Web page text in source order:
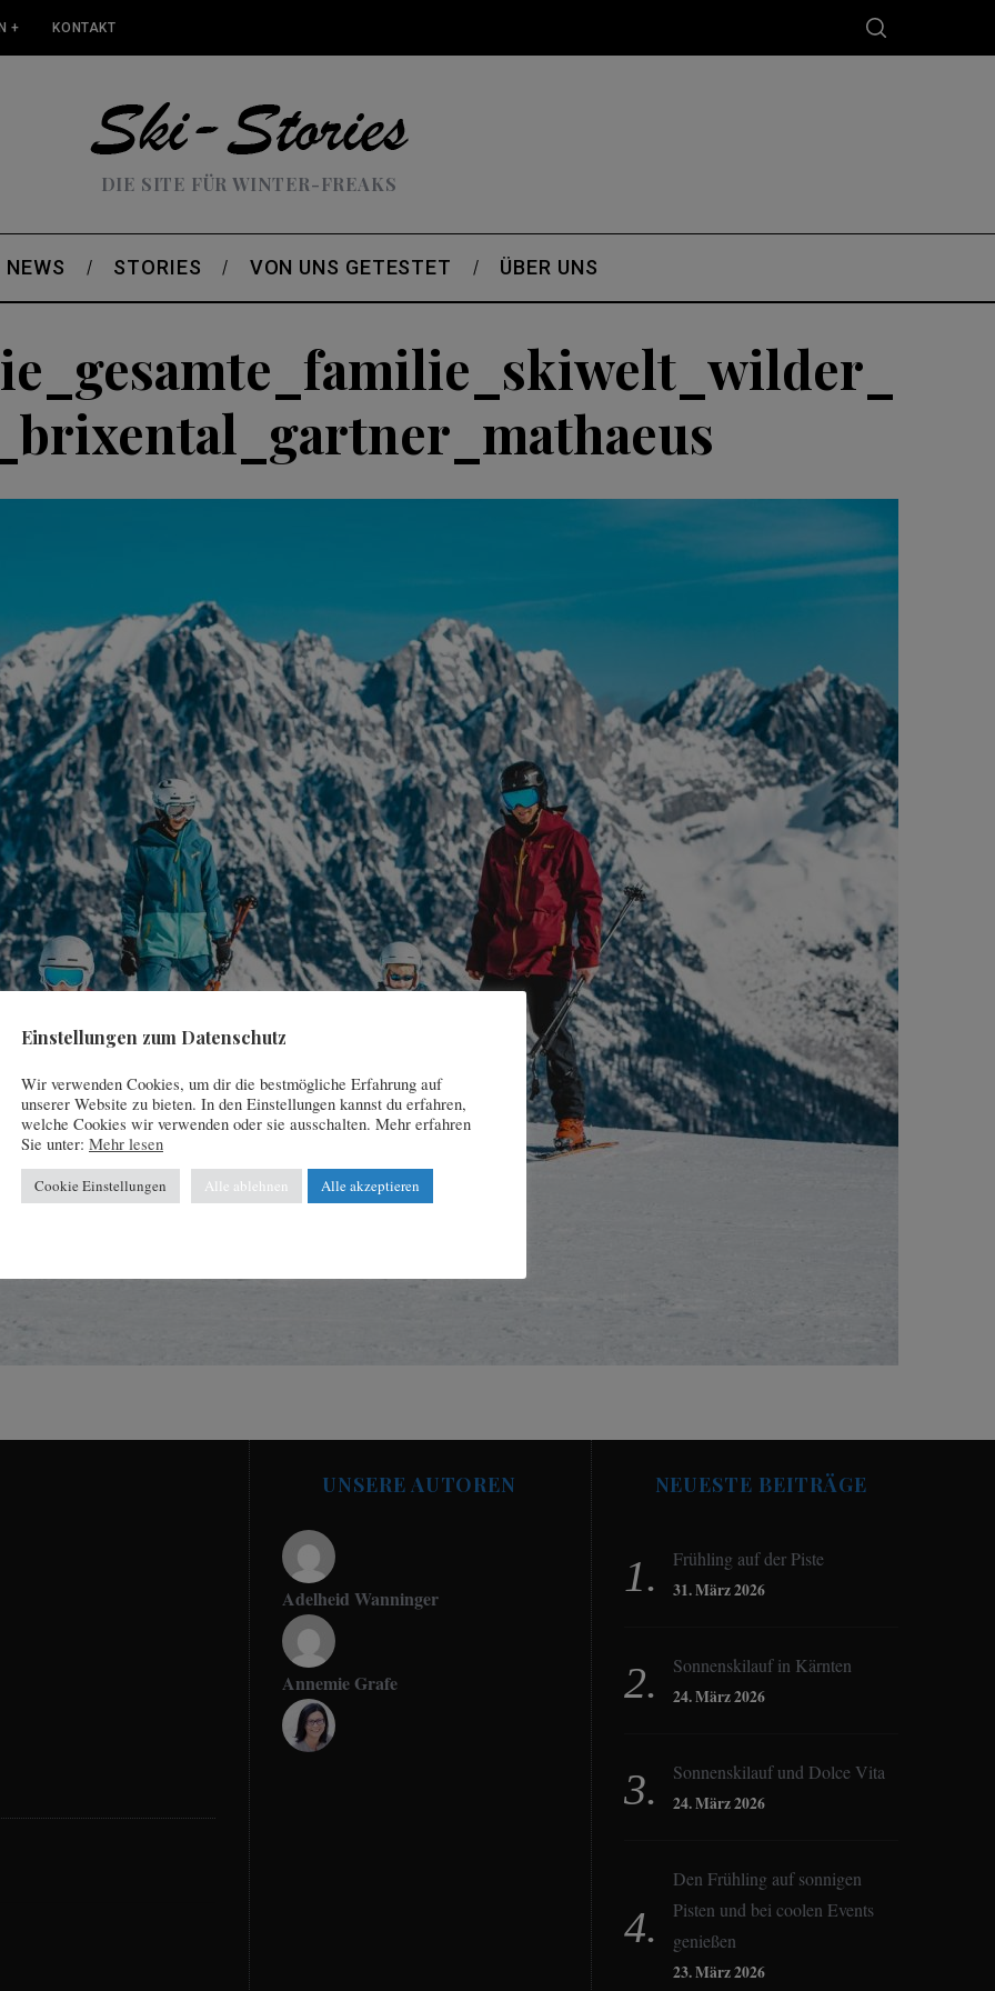
+ KONTAKT
DIE SITE FÜR WINTER-FREAKS
NEWS STORIES VON UNS GETESTET ÜBER UNS
UNSERE AUTOREN
Adelheid Wanninger
Annemie Grafe
NEUESTE BEITRÄGE
Frühling auf der Piste
31. März 2026
Sonnenskilauf in Kärnten
24. März 2026
Sonnenskilauf und Dolce Vita
24. März 2026
Den Frühling auf sonnigen
Pisten und bei coolen Events
genießen
23. März 2026
Einstellungen zum Datenschutz
Wir verwenden Cookies, um dir die bestmögliche Erfahrung auf
unserer Website zu bieten. In den Einstellungen kannst du erfahren,
welche Cookies wir verwenden oder sie ausschalten. Mehr erfahren
Sie unter: Mehr lesen
Cookie Einstellungen Alle ablehnen Alle akzeptieren